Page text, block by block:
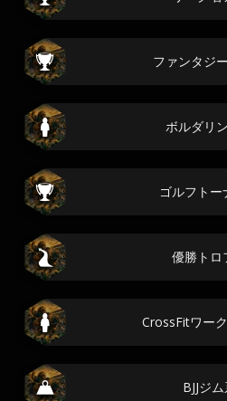
ファンタジ
ボルダリ
ゴルフトー
優勝トロ
CrossFitワー
BJJジ